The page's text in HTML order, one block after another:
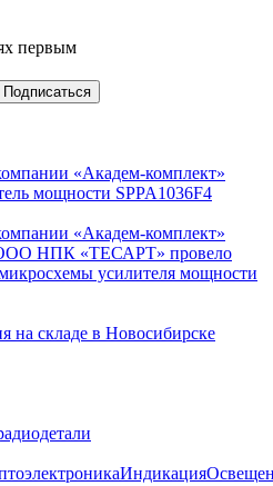
первым
«Академ-комплект»
мощности SPPA1036F4
«Академ-комплект»
ООО НПК «ТЕСАРТ» провело
усилителя мощности
на складе в Новосибирске
Индикация